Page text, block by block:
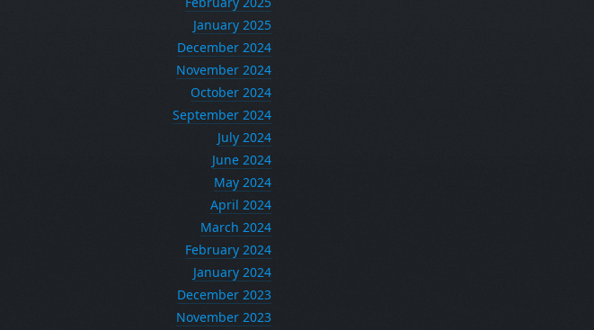
January 2025
December 2024
November 2024
October 2024
September 2024
July 2024
June 2024
May 2024
April 2024
March 2024
February 2024
January 2024
December 2023
November 2023